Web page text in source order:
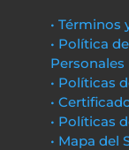
• Términos
• Política
Personales
• Políticas
•
• Políticas
• Mapa del